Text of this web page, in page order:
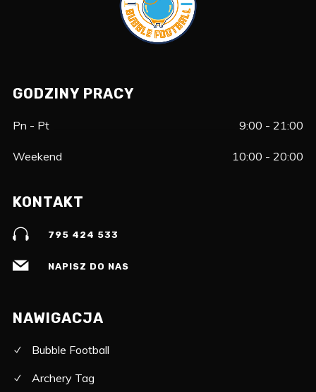
GODZINY PRACY
Pn - Pt 9:00 - 21:00
Weekend 10:00 - 20:00
KONTAKT
795 424 533
NAPISZ DO NAS
NAWIGACJA
Bubble Football
Archery Tag